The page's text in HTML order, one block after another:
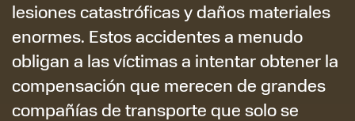
lesiones catastróficas y daños materiales
enormes. Estos accidentes a menudo
obligan a las víctimas a intentar obtener la
compensación que merecen de grandes
compañías de transporte que solo se